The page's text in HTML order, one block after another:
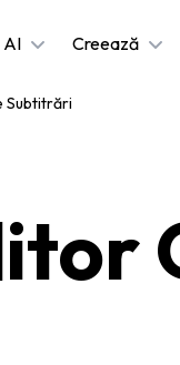
AI Creează
Subtitrări